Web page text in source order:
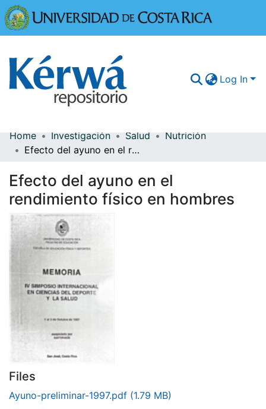
Log In
Communities & Collections
Browse Kérwá
Statistics
Home Investigación Salud
Nutrición
Efecto del ayuno en el rendimiento físico en hombres
Efecto del ayuno en el
rendimiento físico en hombres
Files
Ayuno-preliminar-1997.pdf (1.79 MB)